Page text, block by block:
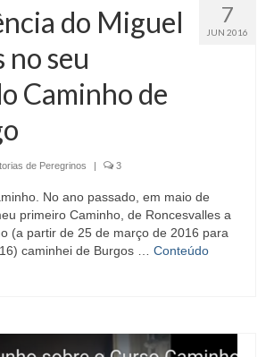
7
JUN 2016
do Miguel
seu
Caminho de
de Peregrinos | 3
No ano passado, em maio de
primeiro Caminho, de Roncesvalles a
(a partir de 25 de março de 2016 para
caminhei de Burgos … Conteúdo